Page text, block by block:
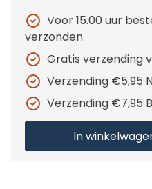
Voor 15.00 uur
verzonden
Gratis verzending
Verzending €5,95
Verzending €7,95
In